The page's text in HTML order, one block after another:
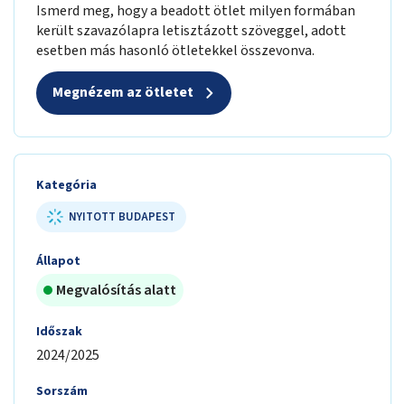
Ismerd meg, hogy a beadott ötlet milyen formában
került szavazólapra letisztázott szöveggel, adott
esetben más hasonló ötletekkel összevonva.
Megnézem az ötletet
Kategória
NYITOTT BUDAPEST
Állapot
Megvalósítás alatt
Időszak
2024/2025
Sorszám